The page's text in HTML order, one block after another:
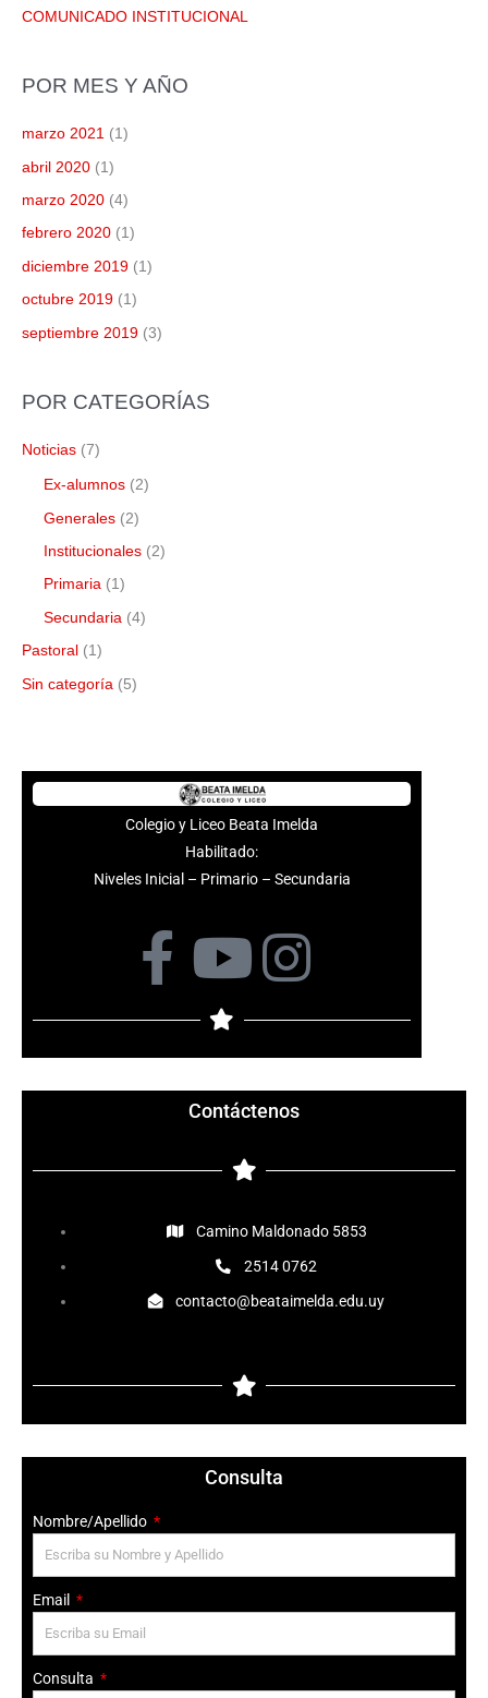
:
COMUNICADO INSTITUCIONAL
POR MES Y AÑO
marzo 2021 (1)
abril 2020 (1)
marzo 2020 (4)
febrero 2020 (1)
diciembre 2019 (1)
octubre 2019 (1)
septiembre 2019 (3)
POR CATEGORÍAS
Noticias (7)
Ex-alumnos (2)
Generales (2)
Institucionales (2)
Primaria (1)
Secundaria (4)
Pastoral (1)
Sin categoría (5)
Colegio y Liceo Beata Imelda
Habilitado:
Niveles Inicial – Primario – Secundaria
F
a
c
e
b
o
k
-
f
Y
o
u
t
u
b
e
I
n
s
t
a
g
r
a
m
Contáctenos
Camino Maldonado 5853
2514 0762
contacto@beataimelda.edu.uy
Consulta
Nombre/Apellido
Email
Consulta